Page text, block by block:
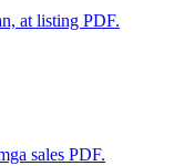
at listing PDF.
sales PDF.